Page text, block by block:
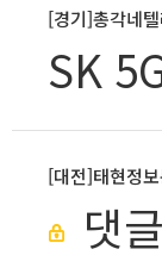
[경기]총각네
SK
[대전]태현정
댓